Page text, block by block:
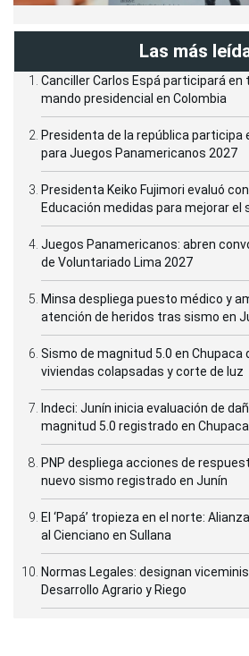
Las más
Canciller Carlos Espá participará
mando presidencial en Colombia
Presidenta de la república participa
para Juegos Panamericanos 2027
Presidenta Keiko Fujimori evaluó
Educación medidas para mejorar el
Juegos Panamericanos: abren
de Voluntariado Lima 2027
Minsa despliega puesto médico y
atención de heridos tras sismo en
Sismo de magnitud 5.0 en Chupaca
viviendas colapsadas y corte de luz
Indeci: Junín inicia evaluación de
magnitud 5.0 registrado en Chupaca
PNP despliega acciones de
nuevo sismo registrado en Junín
El ‘Papá’ tropieza en el norte:
al Cienciano en Sullana
Normas Legales: designan
Desarrollo Agrario y Riego